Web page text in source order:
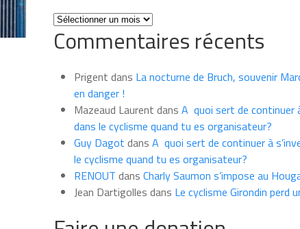
Toutes
les
news
mois
Commentaires récents
Prigent dans La nocturne de Bruch, souvenir
en danger !
Mazeaud Laurent dans A quoi sert de continuer
dans le cyclisme quand tu es organisateur?
Guy Dagot dans A quoi sert de continuer à
le cyclisme quand tu es organisateur?
RENOUT dans Charly Saumon s’impose au
Jean Dartigolles dans Le cyclisme Girondin perd